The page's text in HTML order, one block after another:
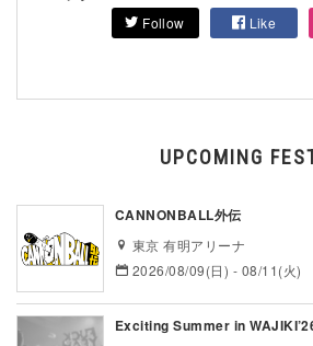
Follow Like
UPCOMING
CANNONBALL外伝
東京 有明アリーナ
2026/08/09(日) - 08/11(火)
Exciting Summer in